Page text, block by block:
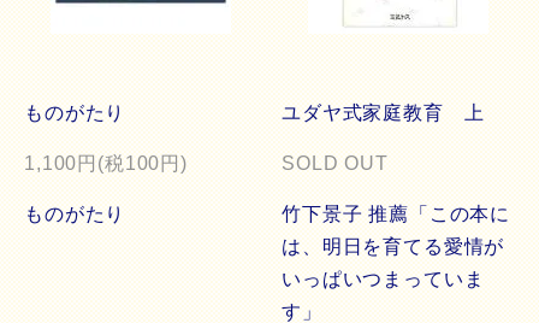
ものがたり
1,100円(税100円)
ものがたり
ユダヤ式家庭教育 上
SOLD OUT
竹下景子 推薦「この本に
は、明日を育てる愛情が
いっぱいつまっていま
す」